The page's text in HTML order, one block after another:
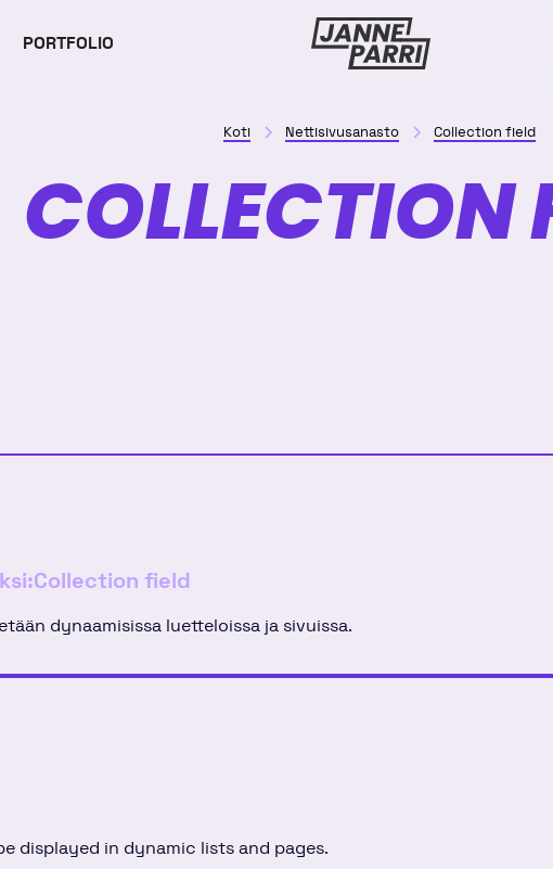
PORTFOLIO
Koti Nettisivusanasto Collection field
COLLECTION
Collection field
dynaamisissa luetteloissa ja sivuissa.
displayed in dynamic lists and pages.